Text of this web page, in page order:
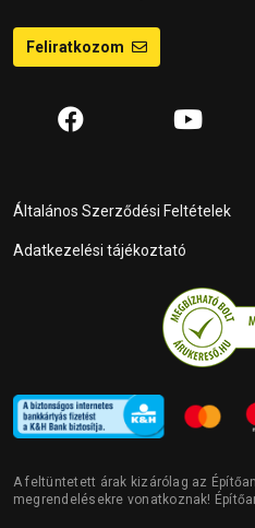
Feliratkozom
Általános Szerződési Feltételek
Adatkezelési tájékoztató
A feltüntetett árak kizárólag az
megrendelésekre vonatkoznak!